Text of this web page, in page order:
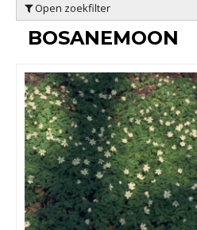
Open zoekfilter
BOSANEMOON